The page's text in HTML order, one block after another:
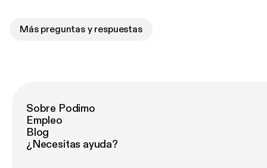
Más preguntas y respuestas
Sobre Podimo
Empleo
Blog
¿Necesitas ayuda?